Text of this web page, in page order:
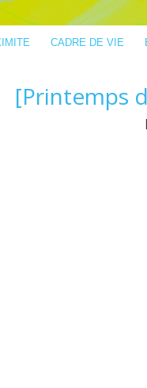
CADRE DE VIE
[Printemps